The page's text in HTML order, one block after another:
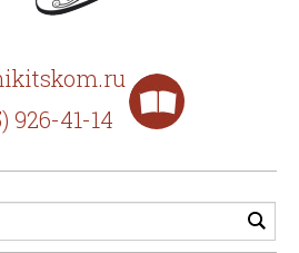
926-41-14